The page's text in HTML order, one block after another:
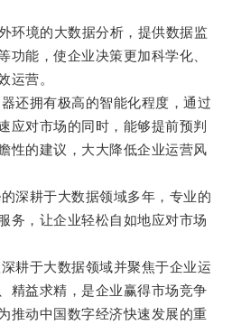
境的大数据分析，提供数据监
功能，使企业决策更加科学化、
运营。
拥有极高的智能化程度，通过
应对市场的同时，能够提前预判
性的建议，大大降低企业运营风
耕于大数据领域多年，专业的
务，让企业轻松自如地应对市场
于大数据领域并聚焦于企业运
精益求精，是企业赢得市场竞争
推动中国数字经济快速发展的重